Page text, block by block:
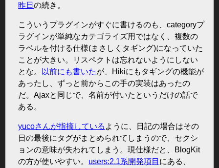
昨日の続き。
こういうプラグインがすぐに書けるのも、categoryプ
ラグインが単純なカテゴライズ用ではなく、複数の
ラベルを付ける仕様(まさしくタギング)になっていた
ことが大きい。リスペクトは忘れないようにしない
とな。
以前にも書いたが、Hikiにもタギングの機能が
あったし、ずっと前からこの手の実装はあったの
だ。Ajaxと同じで、名前が付いたというだけの話で
ある。
yucoさんが指摘している ように、日記の場合はその
日の最後にタグがまとめられてしまうので、セクシ
ョンの意味が失われてしまう。現仕様だと、BlogKit
の方が使いやすい。 users:2.1系開発項目 にある、